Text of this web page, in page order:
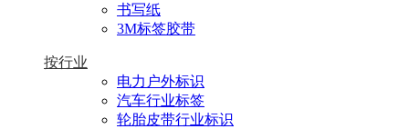
书写纸
3M标签胶带
按行业
电力户外标识
汽车行业标签
轮胎皮带行业标识